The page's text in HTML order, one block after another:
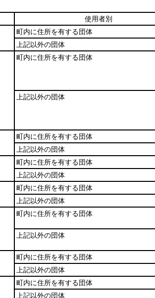
使用者別
町内に住所を有する団体
上記以外の団体
町内に住所を有する団体
上記以外の団体
町内に住所を有する団体
上記以外の団体
町内に住所を有する団体
上記以外の団体
町内に住所を有する団体
上記以外の団体
町内に住所を有する団体
上記以外の団体
町内に住所を有する団体
上記以外の団体
町内に住所を有する団体
上記以外の団体